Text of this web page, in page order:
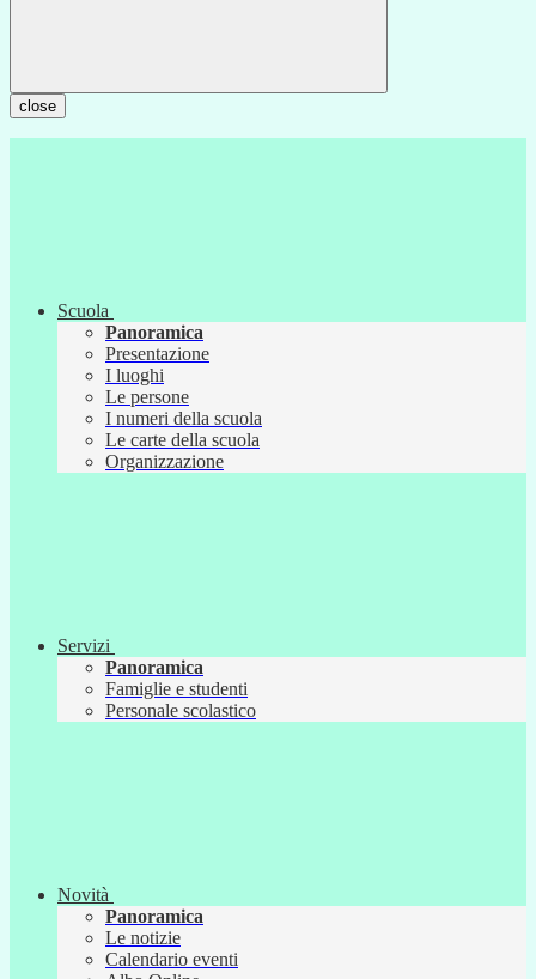
close
Scuola
Panoramica
Presentazione
I luoghi
Le persone
I numeri della scuola
Le carte della scuola
Organizzazione
Servizi
Panoramica
Famiglie e studenti
Personale scolastico
Novità
Panoramica
Le notizie
Calendario eventi